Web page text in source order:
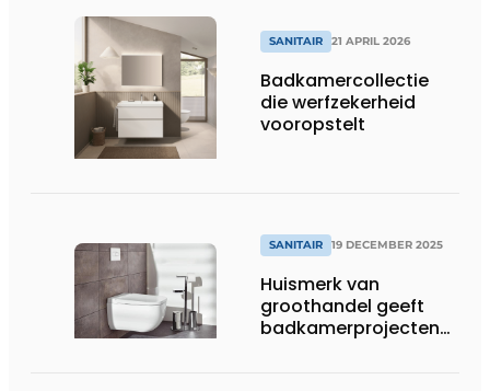
SANITAIR 21 APRIL 2026
Badkamercollectie
die werfzekerheid
vooropstelt
SANITAIR 19 DECEMBER 2025
Huismerk van
groothandel geeft
badkamerprojecten